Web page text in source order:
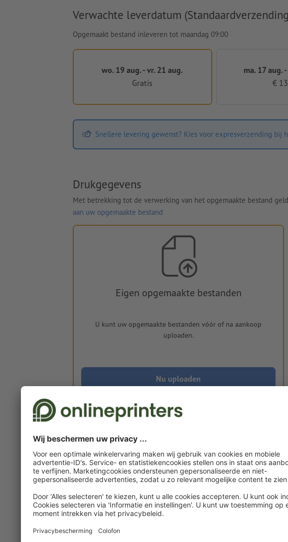
Verwachte leverdatum
Opgemaakt bestand inleveren tot maandag 09:00
wo. 19 aug. - vr. 21 aug.
Gratis
ma. 17 aug.
€
Snellere levering gewenst? Kies voor expresverzending bij
Drukgegevens
Met betrekking tot de verwerking van het opgemaakte bestand
aan uw opgemaakte bestand
Eigen opgemaakte bestanden
U kunt uw opgemaakte bestanden vóór of na aankoop
uploaden.
Nu uploaden
excl. btw
Levering circa:
Gewicht: ca.318 g
Instructies voor drukgegevens Veganistische
A5 half